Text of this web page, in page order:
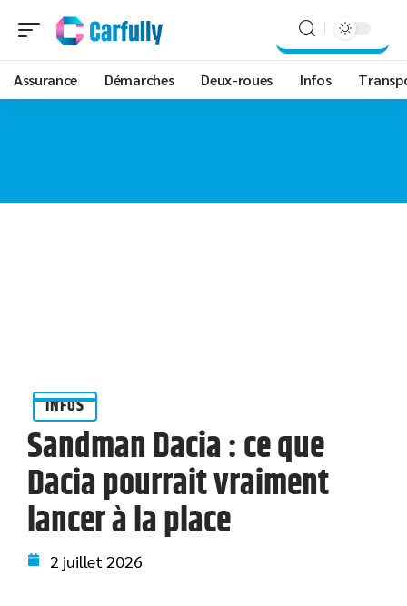
Assurance Démarches Deux-roues Infos
INFOS
Sandman Dacia : ce que
Dacia pourrait vraiment
lancer à la place
2 juillet 2026